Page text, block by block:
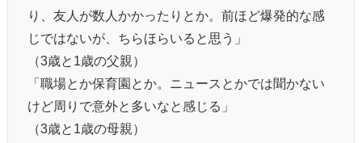
り、友人が数人かかったりとか。前ほど爆発的な感
じではないが、ちらほらいると思う」
（3歳と1歳の父親）
「職場とか保育園とか。ニュースとかでは聞かない
けど周りで意外と多いなと感じる」
（3歳と1歳の母親）